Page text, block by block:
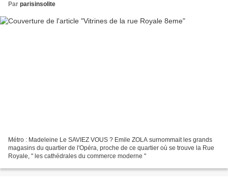
Par parisinsolite
Métro : Madeleine Le SAVIEZ VOUS ? Emile ZOLA surnommait les grands
magasins du quartier de l'Opéra, proche de ce quartier où se trouve la Rue
Royale, " les cathédrales du commerce moderne "